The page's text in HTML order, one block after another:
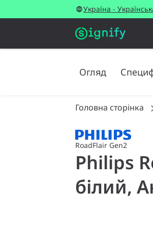
Україна -
Огляд
Головна сторінка
RoadFlair Gen2
Philips
білий,